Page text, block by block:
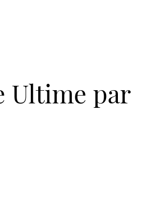
Ultime par